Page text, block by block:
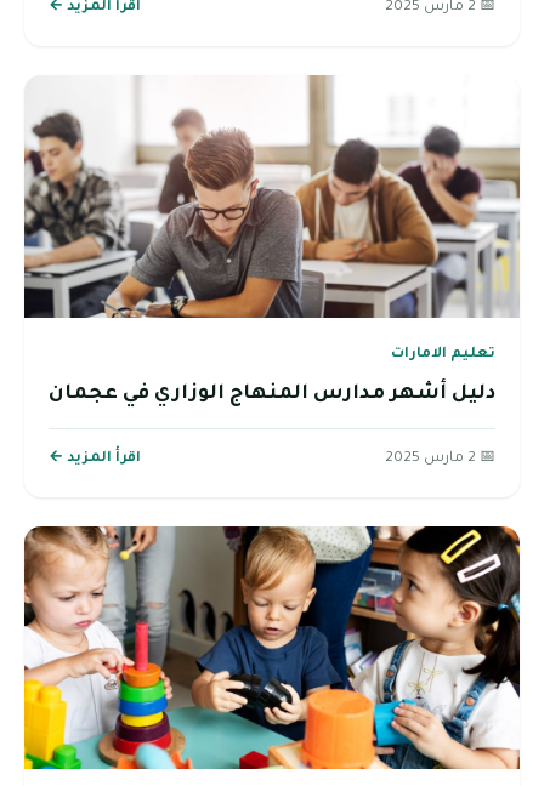
📅 2 مارس 2025 اقرأ المزيد ←
تعليم الامارات
دليل أشهر مدارس المنهاج الوزاري في عجمان
📅 2 مارس 2025 اقرأ المزيد ←